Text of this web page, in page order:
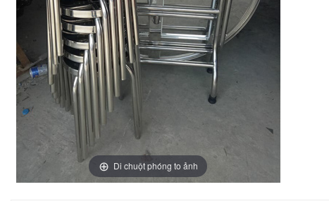
Di chuột phóng to ảnh